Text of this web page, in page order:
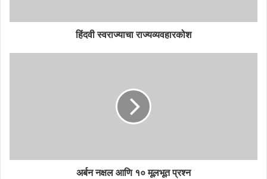
हिंदवी स्वराज्याचा राज्यव्यवहारकोश
अर्बन नक्षल आणि १० मूलभूत प्रश्न